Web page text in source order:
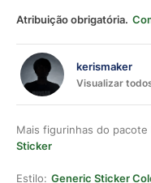
Atribuição obrigatória.
kerismaker
Visualizar
Mais figurinhas do pacote
Sticker
Estilo: Generic Sticker